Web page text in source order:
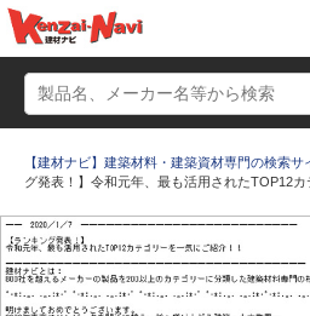
動画
【建材ナビ】建築材料・建築資材専門の検索サ
グ発表！】令和元年、最も活用されたTOP12カ